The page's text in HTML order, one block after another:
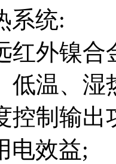
系统:
红外镍
低温、湿
控制输
电效益;